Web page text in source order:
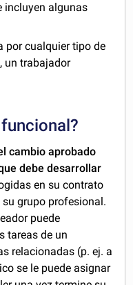
incluyen algunas
por cualquier tipo de
un trabajador
cambio aprobado
debe desarrollar
en su contrato
grupo profesional.
puede
tareas de un
relacionadas (p. ej. a
se le puede asignar